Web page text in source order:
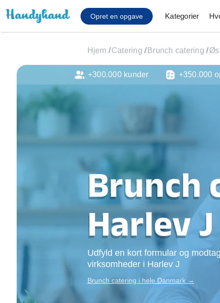
Opret en opgave Kategorier
Affaldsfjernelse
Afhentning af
Hårde hvidevare
Hjælp til mobil, pc, tv
Installation af
Møbelsamling og
Ophængning af
Opsætning af
Tømrer
Tunge løft
Underholdning
Se alle...
Hjem /Catering / Brunch catering /
Brunch
Harlev J
Udfyld en kort formular og
virksomheder i Harlev J
Brunch catering i hele Danmark →
+300.000 kunder +350.000